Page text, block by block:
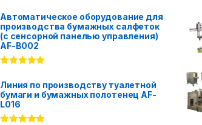
Автоматическое оборудование для
производства бумажных салфеток
(с сенсорной панелью управления)
AF-B002
out of 5
Линия по производству туалетной
бумаги и бумажных полотенец AF-
L016